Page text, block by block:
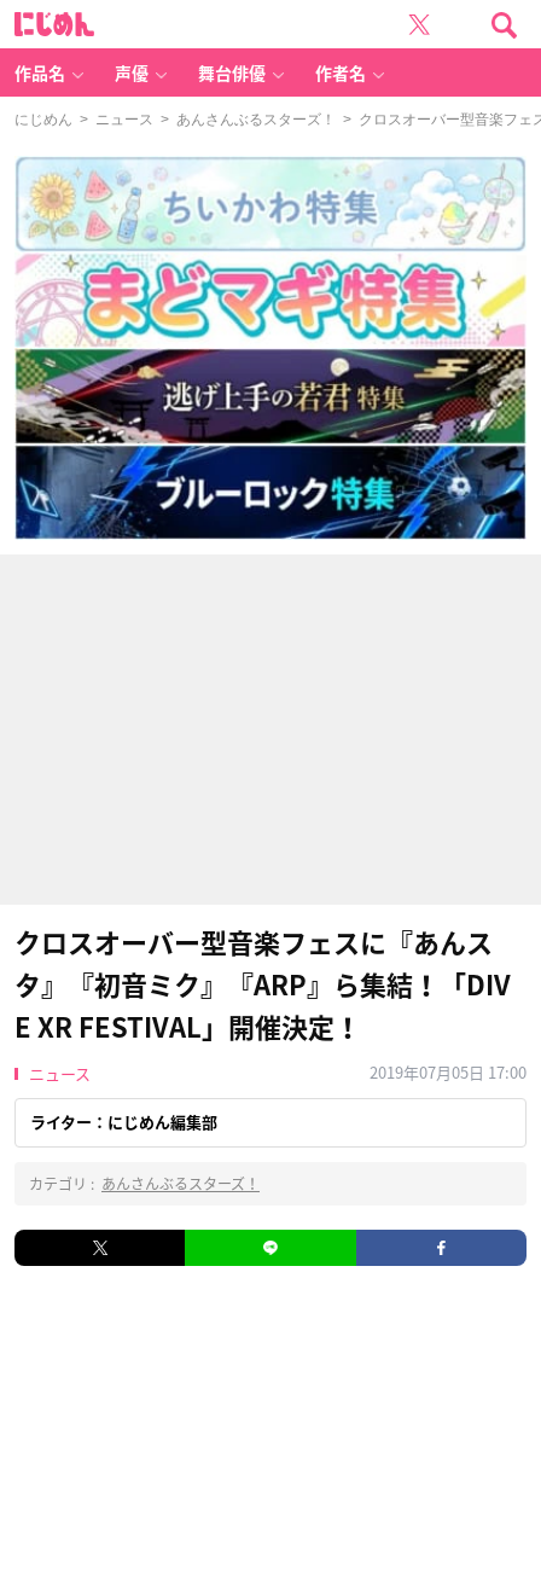
作品名 声優 舞台俳優 作者名
にじめん > ニュース > あんさんぶるスターズ！ > クロスオーバー型音楽フェ
クロスオーバー型音楽フェスに『あんス
タ』『初音ミク』『ARP』ら集結！「DIV
E XR FESTIVAL」開催決定！
ニュース 2019年07月05日 17:00
ライター：にじめん編集部
カテゴリ : あんさんぶるスターズ！